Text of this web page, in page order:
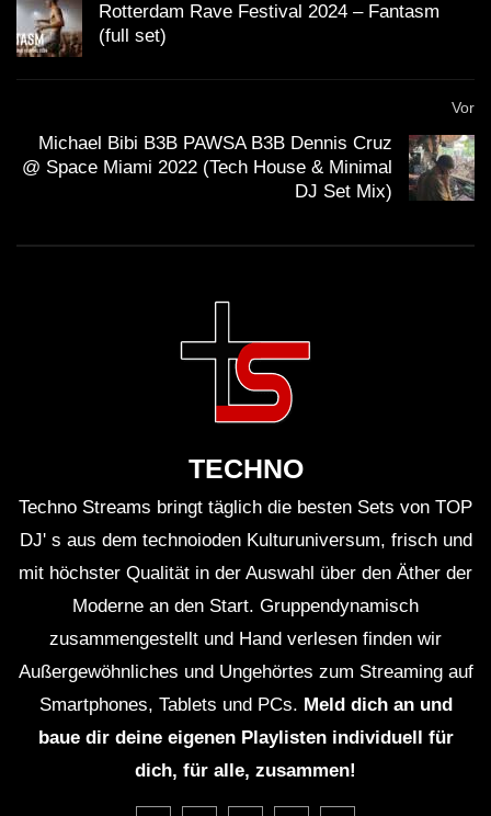
Rotterdam Rave Festival 2024 – Fantasm
(full set)
Vor
Michael Bibi B3B PAWSA B3B Dennis Cruz
@ Space Miami 2022 (Tech House & Minimal
DJ Set Mix)
TECHNO
Techno Streams bringt täglich die besten Sets von TOP
DJ' s aus dem technoioden Kulturuniversum, frisch und
mit höchster Qualität in der Auswahl über den Äther der
Moderne an den Start. Gruppendynamisch
zusammengestellt und Hand verlesen finden wir
Außergewöhnliches und Ungehörtes zum Streaming auf
Smartphones, Tablets und PCs. Meld dich an und
baue dir deine eigenen Playlisten individuell für
dich, für alle, zusammen!